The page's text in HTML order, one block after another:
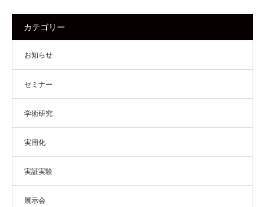
カテゴリー
お知らせ
セミナー
学術研究
実用化
実証実験
展示会